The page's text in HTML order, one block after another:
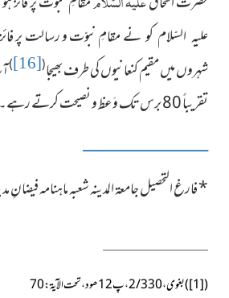
علیہ السّلام کونے مقامِ نبوّت و رسالت پر
شہروں میں مقیم کنعانیوں کی طرف بھیجا(
[16]
)
تقریباً 80 برس تک وَعظ و نصیحت کرتے رہے۔
ــــــــــــــــــــــــــــــــــــــــــــــــــــــــــــــــــــــــــــــ
*فارغ التحصیل جامعۃ المدینہ شعبہ ماہنامہ فیضانِ
(
[1]
)بغوی،2/330، پ12ھود،تحت الآیۃ:70